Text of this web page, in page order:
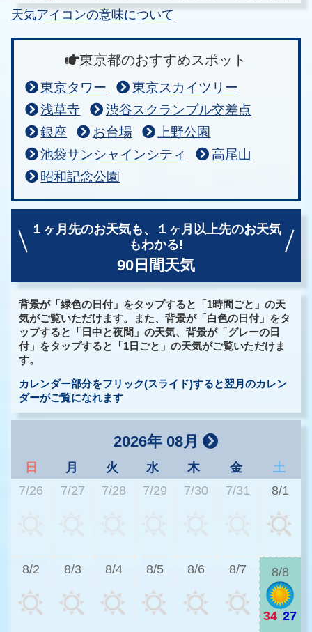
天気アイコンの意味について
東京都のおすすめスポット
東京タワー
東京スカイツリー
浅草寺
渋谷スクランブル交差点
銀座
お台場
上野公園
池袋サンシャインシティ
高尾山
昭和記念公園
１ヶ月先のお天気も、
１ヶ月以上先のお天気
もわかる!
90日間天気
背景が「緑色の日付」をタップすると「1時間ごと」の天
気がご覧いただけます。また、背景が「白色の日付」をタ
ップすると「日中と夜間」の天気、背景が「グレーの日
付」をタップすると「1日ごと」の天気がご覧いただけま
す。
カレンダー部分をフリック(スライド)すると翌月のカレン
ダーがご覧になれます
2026年 08月
日 月 火 水 木 金
土
7/26
7/27 7/28 7/29 7/30 7/31 8/1
8/2 8/3 8/4 8/5 8/6 8/7 8/8
34 27